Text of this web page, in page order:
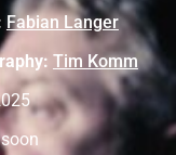
Fabian Langer
Tim Komm